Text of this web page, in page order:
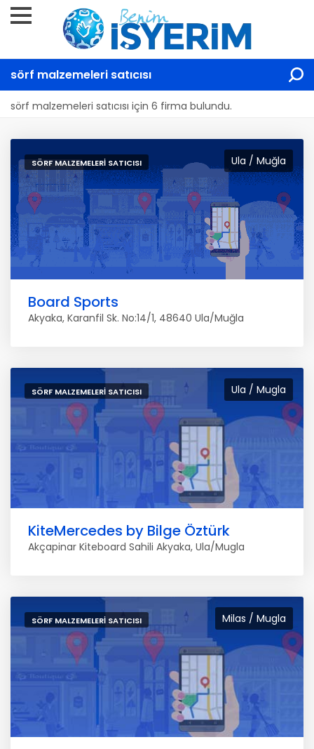
sörf malzemeleri satıcısı
sörf malzemeleri satıcısı için 6 firma bulundu.
Ula / Muğla
SÖRF MALZEMELERI SATICISI
Board Sports
Akyaka, Karanfil Sk. No:14/1, 48640 Ula/Muğla
Ula / Mugla
SÖRF MALZEMELERI SATICISI
KiteMercedes by Bilge Öztürk
Akçapinar Kiteboard Sahili Akyaka, Ula/Mugla
Milas / Mugla
SÖRF MALZEMELERI SATICISI